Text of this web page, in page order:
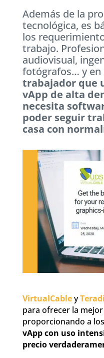
Además de la
tecnológica, es
los
trabajo.
audiovisual,
fotógrafos… y en
trabajador que
vApp de alta
necesita
poder seguir
casa con
VirtualCabley
para ofrecer la
proporcionando a
vApp con uso
precio